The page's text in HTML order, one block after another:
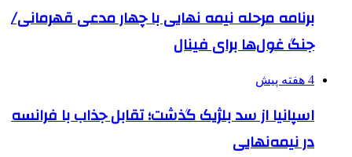
برنامه مرحله نیمه نهایی با چهار مدعی قهرمانی/
جنگ غول‌ها برای فینال
4 هفته پیش
اسپانیا از سد بلژیک گذشت؛ تقابل جذاب با فرانسه
در نیمه‌نهایی